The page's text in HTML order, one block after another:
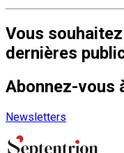
Vous
dernières
Abonnez-vous
Newsletters